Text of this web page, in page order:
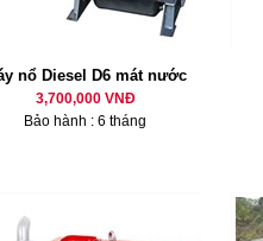
nổ Diesel D6 mát nước
3,700,000 VNĐ
Bảo hành : 6 tháng